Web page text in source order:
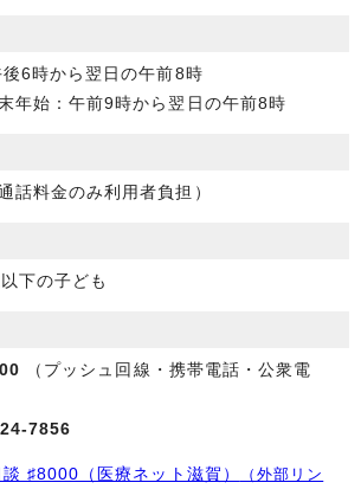
6時から翌日の午前8時
年始：午前9時から翌日の午前8時
話料金のみ利用者負担）
下の子ども
（プッシュ回線・携帯電話・公衆電
7856
♯8000（医療ネット滋賀）
（外部リン